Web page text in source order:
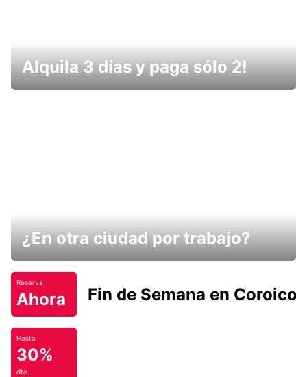
Alquila 3 días y paga sólo 2!
¿En otra ciudad por trabajo?
Reserva
Ahora Fin de Semana en Coroico.
Hasta
30%
dto.